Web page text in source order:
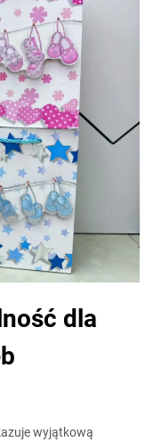
dla
wyjątkową